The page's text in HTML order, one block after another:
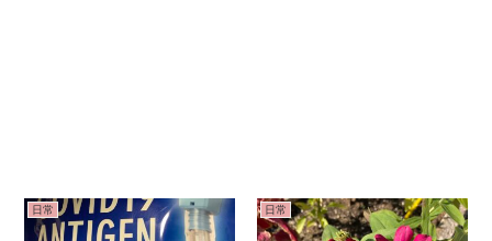
日常 日常